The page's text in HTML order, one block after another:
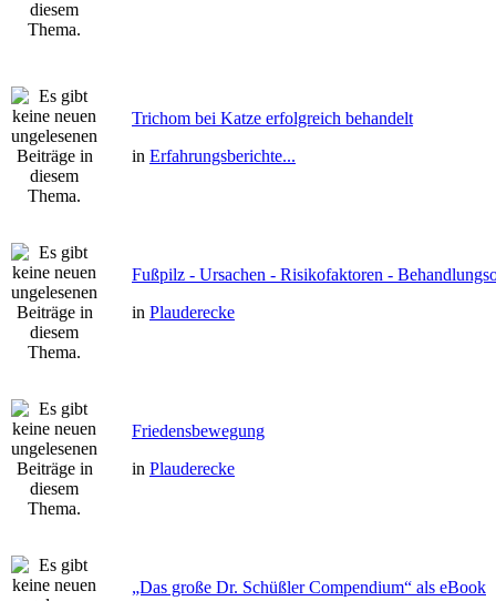
Trichom bei Katze erfolgreich behandelt
in Erfahrungsberichte...
Fußpilz - Ursachen - Risikofaktoren -
in Plauderecke
Friedensbewegung
in Plauderecke
„Das große Dr. Schüßler Compendium“ als eBook